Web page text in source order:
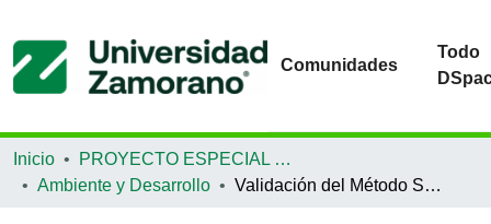
Comunidades
Todo
Inicio
PROYECTO ESPECIAL DE GRADUACIÓN
Ambiente y Desarrollo
Validación del Método SODIS como alternativa para la Desinfección del Agua en la Ciudad de Catacamas, Departamento de Olancho